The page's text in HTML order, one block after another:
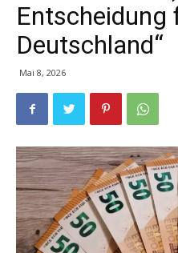
Entscheidung
Deutschland“
Mai 8, 2026